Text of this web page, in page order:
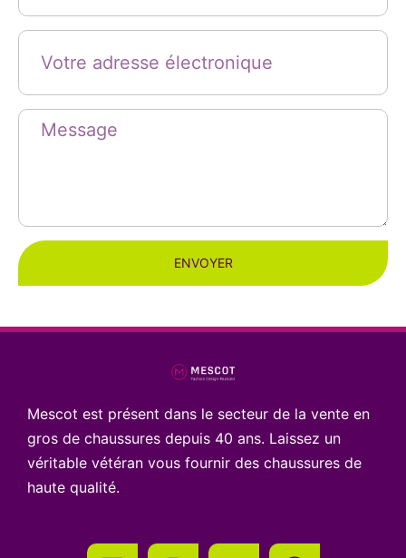
ENVOYER
Mescot est présent dans le secteur de la vente en
gros de chaussures depuis 40 ans. Laissez un
véritable vétéran vous fournir des chaussures de
haute qualité.